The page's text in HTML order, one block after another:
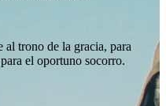
al trono de la gracia, para
el oportuno socorro.